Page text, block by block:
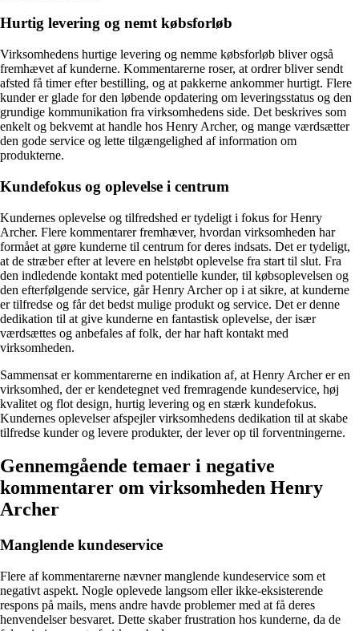
Hurtig levering og nemt købsforløb
Virksomhedens hurtige levering og nemme købsforløb bliver også
fremhævet af kunderne. Kommentarerne roser, at ordrer bliver sendt
afsted få timer efter bestilling, og at pakkerne ankommer hurtigt. Flere
kunder er glade for den løbende opdatering om leveringsstatus og den
grundige kommunikation fra virksomhedens side. Det beskrives som
enkelt og bekvemt at handle hos Henry Archer, og mange værdsætter
den gode service og lette tilgængelighed af information om
produkterne.
Kundefokus og oplevelse i centrum
Kundernes oplevelse og tilfredshed er tydeligt i fokus for Henry
Archer. Flere kommentarer fremhæver, hvordan virksomheden har
formået at gøre kunderne til centrum for deres indsats. Det er tydeligt,
at de stræber efter at levere en helstøbt oplevelse fra start til slut. Fra
den indledende kontakt med potentielle kunder, til købsoplevelsen og
den efterfølgende service, går Henry Archer op i at sikre, at kunderne
er tilfredse og får det bedst mulige produkt og service. Det er denne
dedikation til at give kunderne en fantastisk oplevelse, der især
værdsættes og anbefales af folk, der har haft kontakt med
virksomheden.
Sammensat er kommentarerne en indikation af, at Henry Archer er en
virksomhed, der er kendetegnet ved fremragende kundeservice, høj
kvalitet og flot design, hurtig levering og en stærk kundefokus.
Kundernes oplevelser afspejler virksomhedens dedikation til at skabe
tilfredse kunder og levere produkter, der lever op til forventningerne.
Gennemgående temaer i negative
kommentarer om virksomheden Henry
Archer
Manglende kundeservice
Flere af kommentarerne nævner manglende kundeservice som et
negativt aspekt. Nogle oplevede langsom eller ikke-eksisterende
respons på mails, mens andre havde problemer med at få deres
henvendelser besvaret. Dette skaber frustration hos kunderne, da de